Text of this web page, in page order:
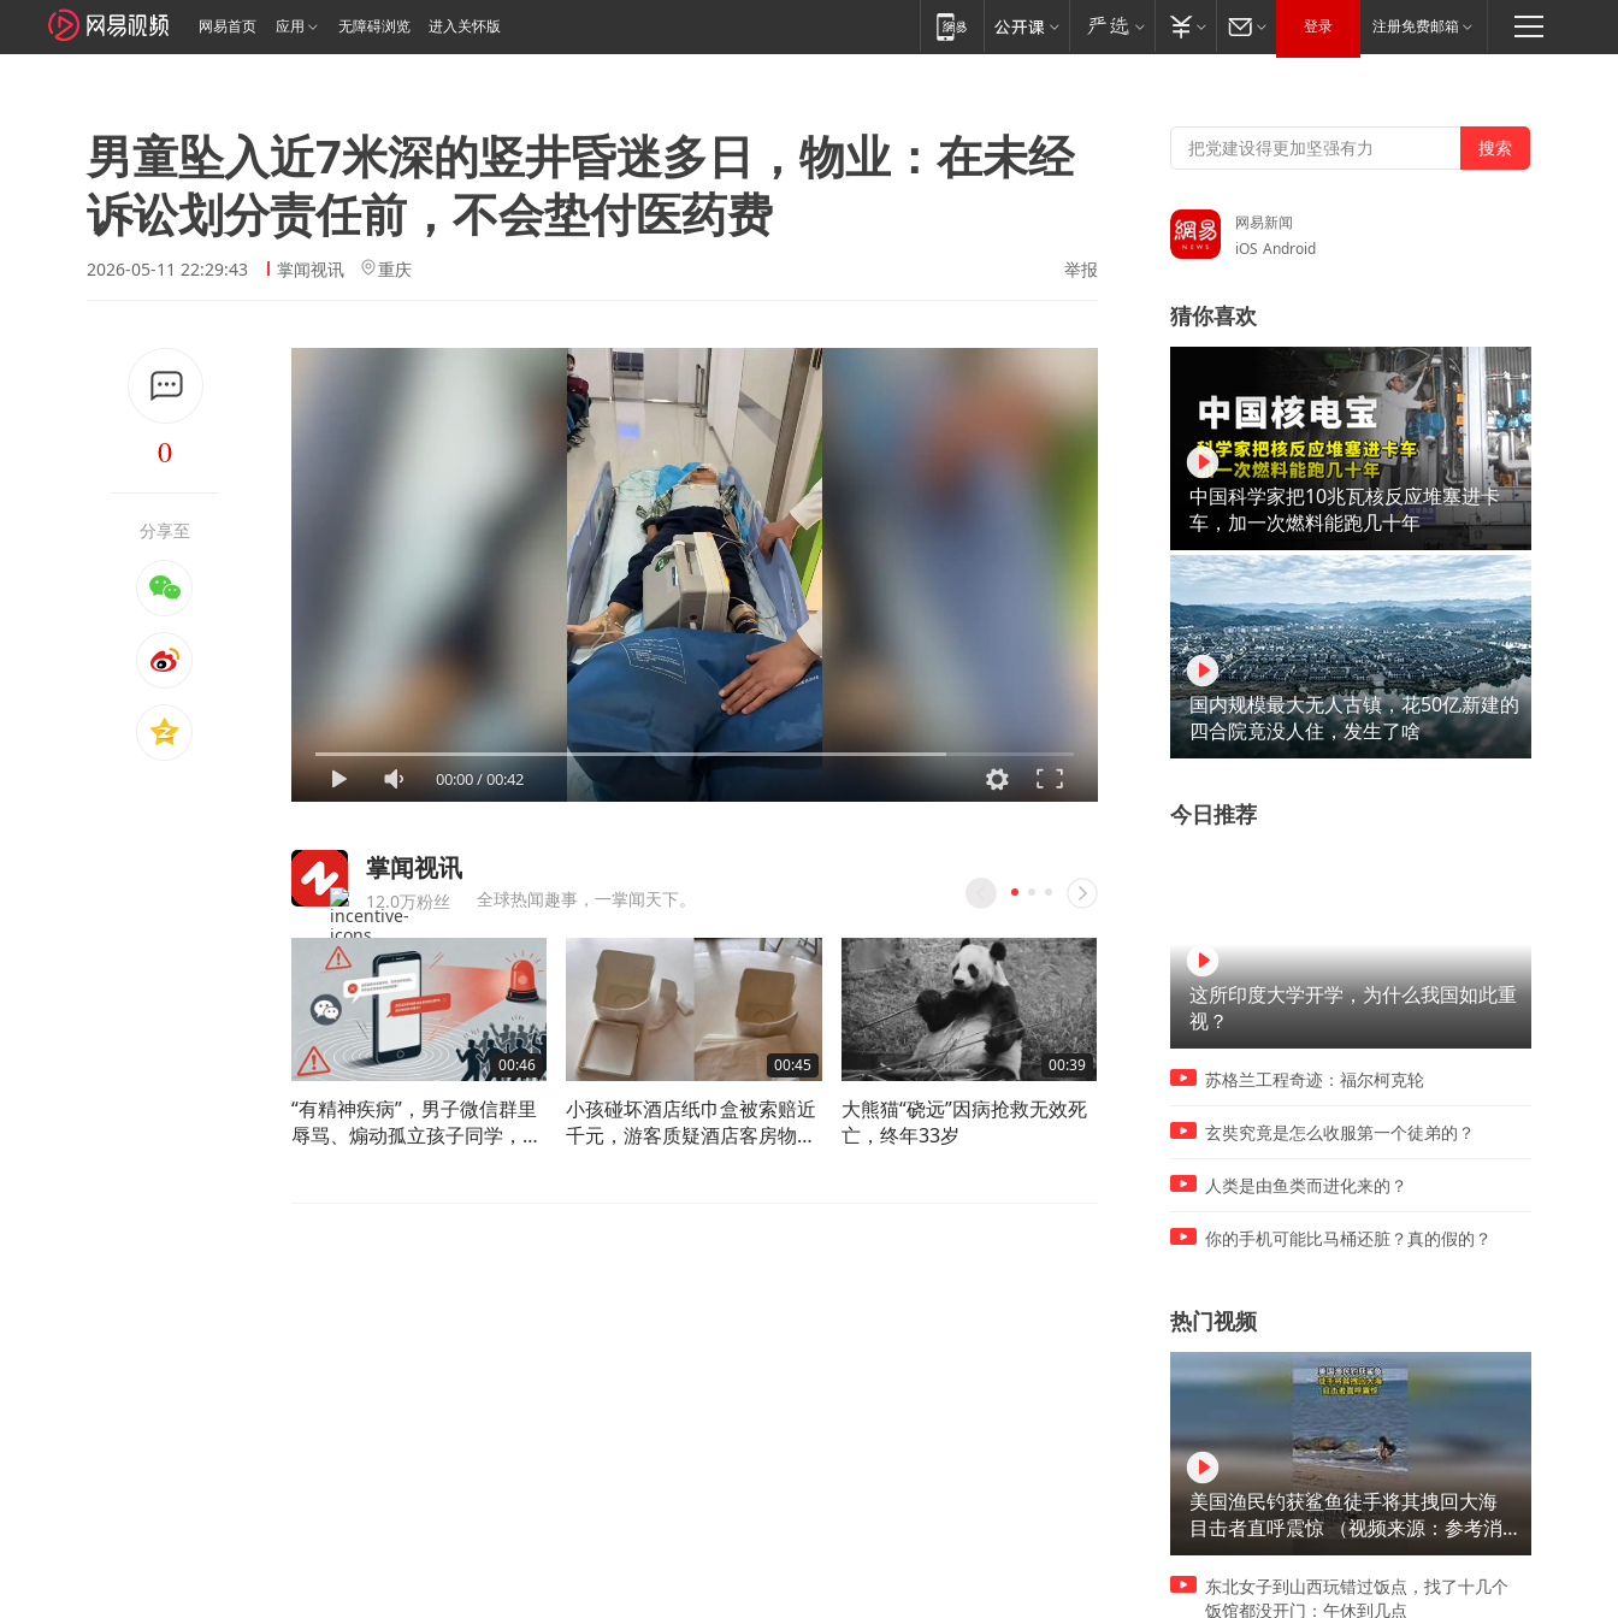
网易首页 应用 无障碍浏览 进入关怀版 登录 注册免费邮箱
男童坠入近7米深的竖井昏迷多日，物业：在未经
诉讼划分责任前，不会垫付医药费
2026-05-11 22:29:43 掌闻视讯 重庆 举报
0
分享至
00:00/00:42
掌闻视讯
12.0万粉丝 全球热闻趣事，一掌闻天下。
00:46
“有精神疾病”，男子微信群里
辱骂、煽动孤立孩子同学，法
00:45
小孩碰坏酒店纸巾盒被索赔近
千元，游客质疑酒店客房物品
00:39
大熊猫“硗远”因病抢救无效死
亡，终年33岁
踏、泼沙、撒尿，4S店定损
27岁）组织卖淫集团主犯
网易新闻
iOS Android
猜你喜欢
中国科学家把10兆瓦核反应堆塞进卡
车，加一次燃料能跑几十年
国内规模最大无人古镇，花50亿新建的
四合院竟没人住，发生了啥
今日推荐
这所印度大学开学，为什么我国如此重
视？
苏格兰工程奇迹：福尔柯克轮
玄奘究竟是怎么收服第一个徒弟的？
人类是由鱼类而进化来的？
你的手机可能比马桶还脏？真的假的？
热门视频
美国渔民钓获鲨鱼徒手将其拽回大海
目击者直呼震惊 （视频来源：参考消
息）
东北女子到山西玩错过饭点，找了十几个
饭馆都没开门：午休到几点